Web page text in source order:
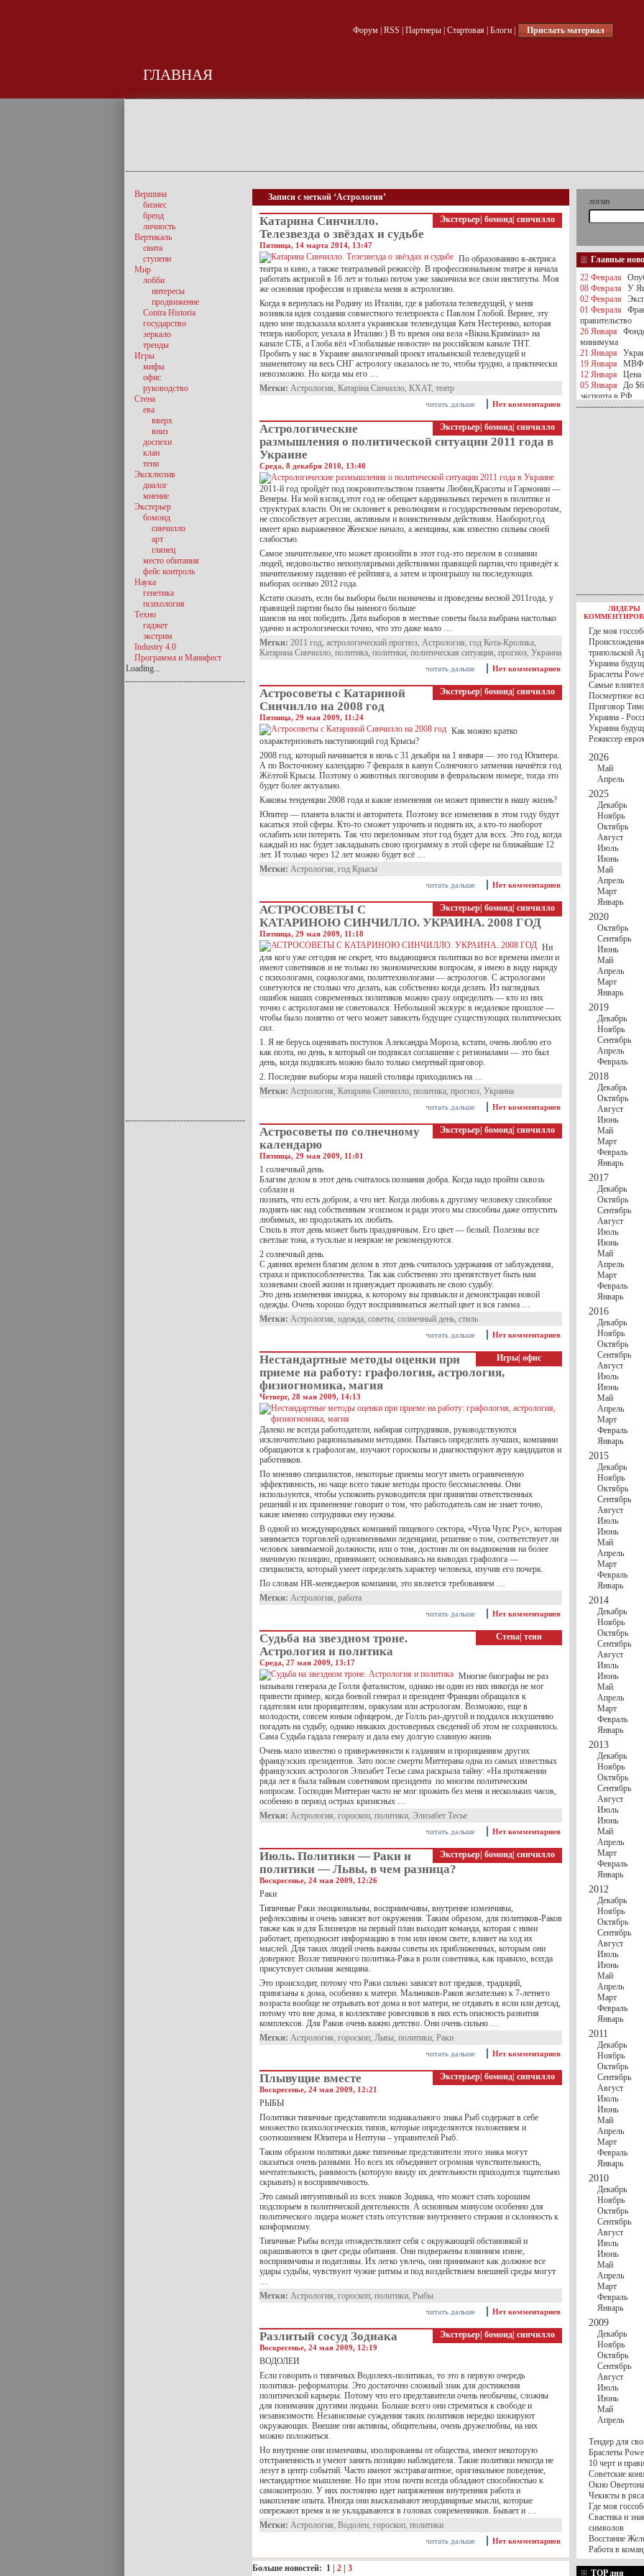
Форум| RSS Партнеры| Стартовая| Блоги| Прислать материал
ГЛАВНАЯ
Записи с меткой ‘Астрология’
Экстерьер бомонд синчилло
Катарина Синчилло.
Телезвезда о звёздах и судьбе
Пятница, 14 марта 2014, 13:47
По образованию я-актриса
театра и кино, а также театральный режиссёр. В профессиональном театре я начала
работать актрисой в 16 лет и только потом уже закончила все свои институты. Моя
же основная профессия и привела меня в астрологию.
Когда я вернулась на Родину из Италии, где я работала телеведущей, у меня
возникла идея создания совместного телепроекта с Павлом Глобой. Вернее, эту
идею мне подсказала коллега украинская телеведущая Катя Нестеренко, которая
теперь наоборот, уехала в Италию:) В то время она вела «Вікна.Кримінал» на
канале СТБ, а Глоба вёл «Глобальные новости» на российском канале ТНТ.
Пробить у нас в Украине аналогичный проект итальянской телеведущей и
знаменитому на весь СНГ астрологу оказалось не то, чтобы трудно, а практически
невозможно. Но когда мы его …
Метки: Астрология, Катаріна Сінчилло, КХАТ, театр
Нет комментариев
читать дальше
Экстерьер бомонд синчилло
Астрологические
размышления о политической ситуации 2011 года в
Украине
Среда, 8 декабря 2010, 13:40
2011-й год пройдёт под покровительством планеты Любви,Красоты и Гармонии —
Венеры. На мой взгляд,этот год не обещает кардинальных перемен в политике и
структурах власти. Он не склоняет к революциям и государственным переворотам,
не способствует агрессии, активным и воинственным действиям. Наоборот,год
имеет ярко выраженное Женское начало, а женщины, как известно сильны своей
слабостью.
Самое значительное,что может произойти в этот год-это перелом в сознании
людей, недовольство непопулярными действиями правящей партии,что приведёт к
значительному падению её рейтинга, а затем и проигрышу на последующих
выборах осенью 2012 года.
Кстати сказать, если бы выборы были назначены и проведены весной 2011года, у
правящей партии было бы намного больше
шансов на них победить. Дата выборов в местные советы была выбрана настолько
удачно и астрологически точно, что это даже мало …
Метки: 2011 год, астрологический прогноз, Астрология, год Кота-Кролика,
Катарина Синчилло, политика, политики, политическая ситуация, прогноз, Украина
Нет комментариев
читать дальше
Экстерьер бомонд синчилло
Астросоветы с Катариной
Синчилло на 2008 год
Пятница, 29 мая 2009, 11:24
Как можно кратко
охарактеризовать наступающий год Крысы?
2008 год, который начинается в ночь с 31 декабря на 1 января — это год Юпитера.
А по Восточному календарю 7 февраля в канун Солнечного затмения начнётся год
Жёлтой Крысы. Поэтому о животных поговорим в февральском номере, тогда это
будет более актуально.
Каковы тенденции 2008 года и какие изменения он может принести в нашу жизнь?
Юпитер — планета власти и авторитета. Поэтому все изменения в этом году будут
касаться этой сферы. Кто-то сможет упрочить и поднять их, а кто-то наоборот
ослабить или потерять. Так что переломным этот год будет для всех. Это год, когда
каждый из нас будет закладывать свою программу в этой сфере на ближайшие 12
лет. И только через 12 лет можно будет всё …
Метки: Астрология, год Крысы
Нет комментариев
читать дальше
Экстерьер бомонд синчилло
АСТРОСОВЕТЫ С
КАТАРИНОЮ СИНЧИЛЛО. УКРАИНА. 2008 ГОД
Пятница, 29 мая 2009, 11:18
Ни
для кого уже сегодня не секрет, что выдающиеся политики во все времена имели и
имеют советников и не только по экономическим вопросам, я имею в виду наряду
с психологами, социологами, политтехнологами — астрологов. С астрологами
советуются не столько что делать, как собственно когда делать. Из наглядных
ошибок наших современных политиков можно сразу определить — кто из них
точно с астрологами не советовался. Небольшой экскурс в недалекое прошлое —
чтобы было понятно от чего может зависеть будущее существующих политических
сил.
1. Я не берусь оценивать поступок Александра Мороза, кстати, очень люблю его
как поэта, но день, в который он подписал соглашение с регионалами — это был
день, когда подписать можно было только смертный приговор.
2. Последние выборы мэра нашей столицы приходились на …
Метки: Астрология, Катарина Синчилло, политика, прогноз, Украина
Нет комментариев
читать дальше
Экстерьер бомонд синчилло
Астросоветы по солнечному
календарю
Пятница, 29 мая 2009, 11:01
1 солнечный день.
Благим делом в этот день считалось познания добра. Когда надо пройти сквозь
соблазн и
познать, что есть добром, а что нет. Когда любовь к другому человеку способное
поднять нас над собственным эгоизмом и ради этого мы способны даже отпустить
любимых, но продолжать их любить.
Стиль в этот день может быть праздничным. Его цвет — белый. Полезны все
светлые тона, а тусклые и неяркие не рекомендуются.
2 солнечный день.
С давних времен благим делом в этот день считалось удержания от заблуждения,
страха и приспособленчества. Так как собственно это препятствует быть нам
хозяевами своей жизни и принуждает проживать не свою судьбу.
Это день изменения имиджа, к которому вы привыкли и демонстрации новой
одежды. Очень хорошо будут восприниматься желтый цвет и вся гамма …
Метки: Астрология, одежда, советы, солнечный день, стиль
Нет комментариев
читать дальше
Игры офис
Нестандартные методы оценки при
приеме на работу: графология, астрология,
физиогномика, магия
Четверг, 28 мая 2009, 14:13
Далеко не всегда работодатели, набирая сотрудников, руководствуются
исключительно рациональными методами. Пытаясь определить лучших, компании
обращаются к графологам, изучают гороскопы и диагностируют ауру кандидатов и
работников.
По мнению специалистов, некоторые приемы могут иметь ограниченную
эффективность, но чаще всего такие методы просто бессмысленны. Они
используются, чтобы успокоить руководителя при принятии ответственных
решений и их применение говорит о том, что работодатель сам не знает точно,
какие именно сотрудники ему нужны.
В одной из международных компаний пищевого сектора, «Чупа Чупс Рус», которая
занимается торговлей одноименными леденцами, решение о том, соответствует ли
человек занимаемой должности, или о том, достоин ли он выдвижения на более
значимую позицию, принимают, основываясь на выводах графолога —
специалиста, который умеет определять характер человека, изучив его почерк.
По словам HR-менеджеров компании, это является требованием …
Метки: Астрология, работа
Нет комментариев
читать дальше
Стена тени
Судьба на звездном троне.
Астрология и политика
Среда, 27 мая 2009, 13:17
Многие биографы не раз
называли генерала де Голля фаталистом, однако ни один из них никогда не мог
привести пример, когда боевой генерал и президент Франции обращался к
гадателям или прорицателям, оракулам или астрологам. Возможно, еще в
молодости, совсем юным офицером, де Голль раз-другой и поддался искушению
погадать на судьбу, однако никаких достоверных сведений об этом не сохранилось.
Сама Судьба гадала генералу и дала ему долгую славную жизнь
Очень мало известно о приверженности к гаданиям и прорицаниям других
французских президентов. Зато после смерти Миттерана одна из самых известных
французских астрологов Элизабет Тесье сама раскрыла тайну: «На протяжении
ряда лет я была тайным советником президента по многим политическим
вопросам. Господин Миттеран часто не мог прожить без меня и нескольких часов,
особенно в период острых кризисных …
Метки: Астрология, гороскоп, политики, Элизабет Тесье
Нет комментариев
читать дальше
Экстерьер бомонд синчилло
Июль. Политики — Раки и
политики — Львы, в чем разница?
Воскресенье, 24 мая 2009, 12:26
Раки
Типичные Раки эмоциональны, восприимчивы, внутренне изменчивы,
рефлексивны и очень зависят вот окружения. Таким образом, для политиков-Раков
также как и для Близнецов на первый план выходит команда, которая с ними
работает, преподносит информацию в том или ином свете, влияет на ход их
мыслей. Для таких людей очень важны советы их приближенных, которым они
доверяют. Возле типичного политика-Рака в роли советника, как правило, всегда
присутсвует сильная женщина.
Это происходит, потому что Раки сильно зависят вот предков, традиций,
привязаны к дома, особенно к матери. Мальчиков-Раков желательно к 7-летнего
возраста вообще не отрывать вот дома и вот матери, не отдавать в ясли или детсад,
потому что вне дома, в коллективе ровесников в них есть опасность развития
комплексов. Для Раков очень важно детство. Они очень сильно …
Метки: Астрология, гороскоп, Львы, политики, Раки
Нет комментариев
читать дальше
Экстерьер бомонд синчилло
Плывущие вместе
Воскресенье, 24 мая 2009, 12:21
РЫБЫ
Политики типичные представители зодиакального знака Рыб содержат в себе
множество психологических типов, которые определяются положением и
соотношением Юпитера и Нептуна – управителей Рыб.
Таким образом политики даже типичные представители этого знака могут
оказаться очень разными. Но всех их объединяет огромная чувствительность,
мечтательность, ранимость (которую ввиду их деятельности приходится тщательно
скрывать) и восприимчивость.
Это самый интуитивный из всех знаков Зодиака, что может стать хорошим
подспорьем в политической деятельности. А основным минусом особенно для
политического лидера может стать отсутствие внутреннего стержня и склонность к
конформизму.
Типичные Рыбы всегда отождествляют себя с окружающей обстановкой и
окрашиваются в цвет среды обитания. Они подвержены влияниям извне,
восприимчивы и податливы. Их легко увлечь, они принимают как должное все
удары судьбы, чувствуют чужие ритмы и под воздействием внешней среды могут
…
Метки: Астрология, гороскоп, политики, Рыбы
Нет комментариев
читать дальше
Экстерьер бомонд синчилло
Разлитый сосуд Зодиака
Воскресенье, 24 мая 2009, 12:19
ВОДОЛЕИ
Если говорить о типичных Водолеях-политиках, то это в первую очередь
политики- реформаторы. Это достаточно сложный знак для достижения
политической карьеры. Потому что его представители очень необычны, сложны
для понимания другими людьми. Больше всего они стремяться к свободе и
независимости. Независимые суждения таких политиков нередко шокируют
окружающих. Внешне они активны, общительны, очень дружелюбны, на них
можно положиться.
Но внутренне они изменчивы, изолированны от общества, имеют некоторую
отстраненность и умеют занять позицию наблюдателя. Такие политики некогда не
лезут в центр событий. Часто имеют экстравагантное, оригинальное поведение,
нестандартное мышление. Но при этом почти всегда обладают способностью к
самоконтролю. У них постоянно идет напряженная внутренняя работа и
накопление опыта. Иногда они высказывают неординарные мысли, которые
опережают время и не укладываются в головах современников. Бывает и …
Метки: Астрология, Водолеи, гороскоп, политики
Нет комментариев
читать дальше
Больше новостей: 1 2 3
Вершина
бизнес
бренд
личность
Вертикаль
свита
ступени
Мир
лобби
интересы
продвижение
Contra Historia
государство
зеркало
тренды
Игры
мифы
офис
руководство
Стена
ева
вверх
вниз
доспехи
клан
тени
Эксклюзив
диалог
мнение
Экстерьер
бомонд
синчилло
арт
глянец
место обитания
фейс контроль
Наука
генетика
психология
Техно
гаджет
экстрим
Industry 4.0
Программа и Манифест
Loading...
логин
Главные
22 Февраля
08 Февраля
У
02 Февраля
01 Февраля
правительство
26 Января
минимума
21 Января
19 Января
МВФ
12 Января
Цена
05 Января
До
экспорта в РФ
05 Января
Киев
30 Ноября С 1
30 Ноября
РФ
27 Ноября
ВВП
госбюджете
27 Ноября
Турции
17 Ноября
шестилетнего
16 Ноября
13 Ноября
10 Ноября
10 Ноября
особом статусе
03 Ноября
ЛИДЕРЫ
Где моя
трипольской
Украина
Браслеты
Самые
Посмертное
Приговор
Украина -
Украина
Режиссер
2026
Май
Апрель
2025
Декабрь
Ноябрь
Октябрь
Август
Июль
Июнь
Май
Апрель
Март
Январь
2020
Октябрь
Сентябрь
Июнь
Май
Апрель
Март
Январь
2019
Декабрь
Ноябрь
Сентябрь
Апрель
Февраль
2018
Декабрь
Октябрь
Август
Июнь
Май
Март
Февраль
Январь
2017
Декабрь
Октябрь
Сентябрь
Август
Июль
Июнь
Май
Апрель
Март
Февраль
Январь
2016
Декабрь
Ноябрь
Октябрь
Сентябрь
Август
Июль
Июнь
Май
Апрель
Март
Февраль
Январь
2015
Декабрь
Ноябрь
Октябрь
Сентябрь
Август
Июль
Июнь
Май
Апрель
Март
Февраль
Январь
2014
Декабрь
Ноябрь
Октябрь
Сентябрь
Август
Июль
Июнь
Май
Апрель
Март
Февраль
Январь
2013
Декабрь
Ноябрь
Октябрь
Сентябрь
Август
Июль
Июнь
Май
Апрель
Март
Февраль
Январь
2012
Декабрь
Ноябрь
Октябрь
Сентябрь
Август
Июль
Июнь
Май
Апрель
Март
Февраль
Январь
2011
Декабрь
Ноябрь
Октябрь
Сентябрь
Август
Июль
Июнь
Май
Апрель
Март
Февраль
Январь
2010
Декабрь
Ноябрь
Октябрь
Сентябрь
Август
Июль
Июнь
Май
Апрель
Март
Февраль
Январь
2009
Декабрь
Ноябрь
Октябрь
Сентябрь
Август
Июль
Июнь
Май
Апрель
Тендер для
Браслеты
10 черт и
Советские
Окно
Чекисты в
Где моя
Свастика и
символов
Восстание
Работа в
TOP дня